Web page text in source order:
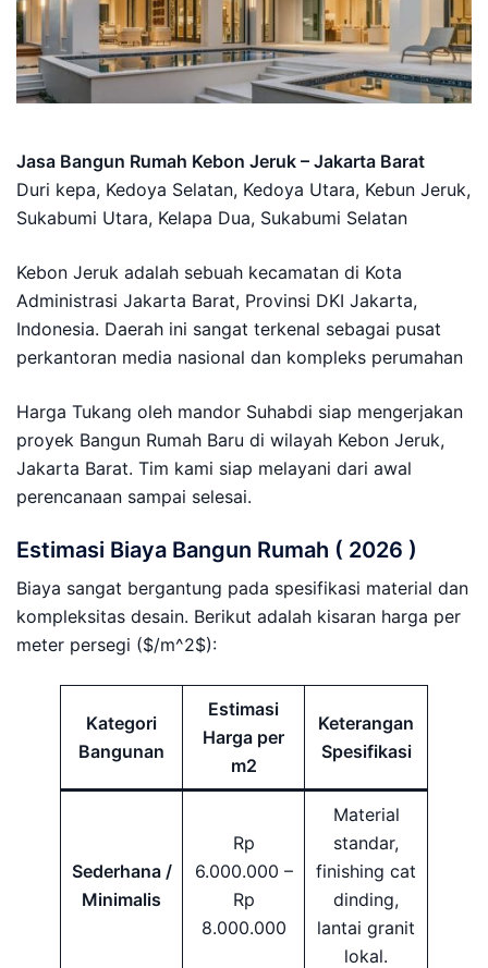
Jasa Bangun Rumah Kebon Jeruk – Jakarta Barat
Duri kepa, Kedoya Selatan, Kedoya Utara, Kebun Jeruk,
Sukabumi Utara, Kelapa Dua, Sukabumi Selatan
Kebon Jeruk adalah sebuah kecamatan di Kota
Administrasi Jakarta Barat, Provinsi DKI Jakarta,
Indonesia. Daerah ini sangat terkenal sebagai pusat
perkantoran media nasional dan kompleks perumahan
Harga Tukang oleh mandor Suhabdi siap mengerjakan
proyek Bangun Rumah Baru di wilayah Kebon Jeruk,
Jakarta Barat. Tim kami siap melayani dari awal
perencanaan sampai selesai.
Estimasi Biaya Bangun Rumah ( 2026 )
Biaya sangat bergantung pada spesifikasi material dan
kompleksitas desain. Berikut adalah kisaran harga per
meter persegi ($/m^2$):
Kategori
Bangunan
Estimasi
Harga per
m2
Keterangan
Spesifikasi
Sederhana /
Minimalis
Rp
6.000.000 –
Rp
8.000.000
Material
standar,
finishing cat
dinding,
lantai granit
lokal.